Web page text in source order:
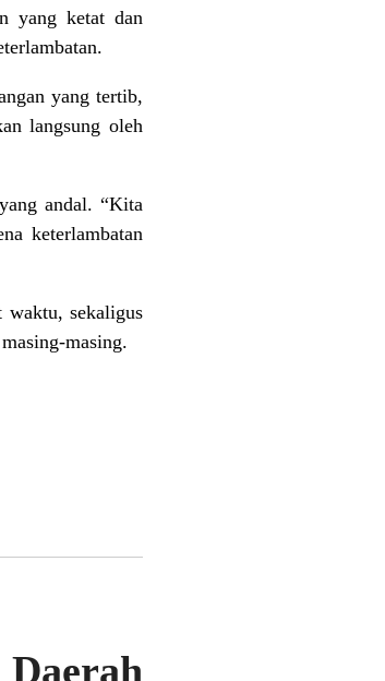
yang ketat dan
yang tertib,
langsung oleh
andal. “Kita
keterlambatan
waktu, sekaligus
masing.